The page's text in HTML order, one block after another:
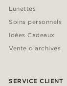
Lunettes
Soins personnels
Idées Cadeaux
Vente d'archives
SERVICE CLIENT